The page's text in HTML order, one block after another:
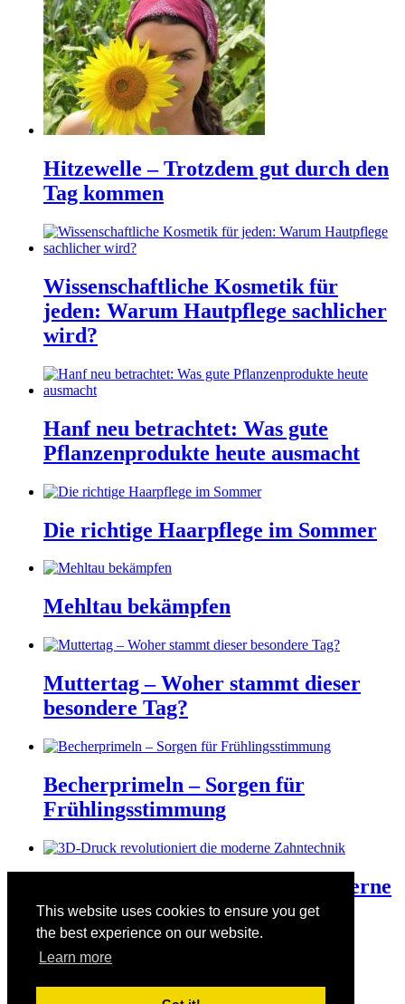
This website uses cookies to ensure you get
the best experience on our website.
Learn more
Hitzewelle – Trotzdem gut durch den
Tag kommen
Wissenschaftliche Kosmetik für
jeden: Warum Hautpflege sachlicher
wird?
Hanf neu betrachtet: Was gute
Pflanzenprodukte heute ausmacht
Die richtige Haarpflege im Sommer
Mehltau bekämpfen
Muttertag – Woher stammt dieser
besondere Tag?
Becherprimeln – Sorgen für
Frühlingsstimmung
3D-Druck revolutioniert die moderne
Zahntechnik
Der Valentinstag am 14. Februar